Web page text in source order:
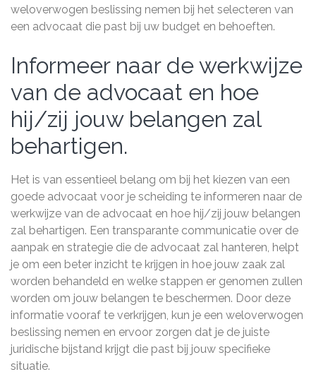
weloverwogen beslissing nemen bij het selecteren van
een advocaat die past bij uw budget en behoeften.
Informeer naar de werkwijze
van de advocaat en hoe
hij/zij jouw belangen zal
behartigen.
Het is van essentieel belang om bij het kiezen van een
goede advocaat voor je scheiding te informeren naar de
werkwijze van de advocaat en hoe hij/zij jouw belangen
zal behartigen. Een transparante communicatie over de
aanpak en strategie die de advocaat zal hanteren, helpt
je om een beter inzicht te krijgen in hoe jouw zaak zal
worden behandeld en welke stappen er genomen zullen
worden om jouw belangen te beschermen. Door deze
informatie vooraf te verkrijgen, kun je een weloverwogen
beslissing nemen en ervoor zorgen dat je de juiste
juridische bijstand krijgt die past bij jouw specifieke
situatie.